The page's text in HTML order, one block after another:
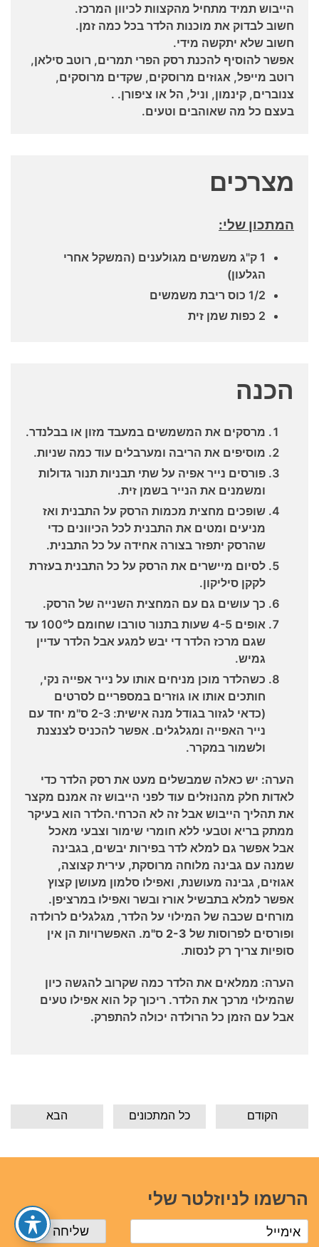
הייבוש תמיד מתחיל מהקצוות לכיוון המרכז.
חשוב לבדוק את מוכנות הלדר בכל כמה זמן.
חשוב שלא יתקשה מידי.
אפשר להוסיף להכנת רסק הפרי תמרים, רוטב סילאן,
רוטב מייפל, אגוזים מרוסקים, שקדים מרוסקים,
צנוברים, קינמון, וניל, הל או ציפורן. .
בעצם כל מה שאוהבים וטעים.
מצרכים
המתכון שלי:
1 ק"ג משמשים מגולענים (המשקל אחרי
הגלעון)
1/2 כוס ריבת משמשים
2 כפות שמן זית
הכנה
מרסקים את המשמשים במעבד מזון או בבלנדר.
מוסיפים את הריבה ומערבלים עוד כמה שניות.
פורסים נייר אפיה על שתי תבניות תנור גדולות
ומשמנים את הנייר בשמן זית.
שופכים מחצית מכמות הרסק על התבנית ואז
מניעים ומטים את התבנית לכל הכיוונים כדי
שהרסק יתפזר בצורה אחידה על כל התבנית.
לסיום מיישרים את הרסק על כל התבנית בעזרת
לקקן סיליקון.
כך עושים גם עם המחצית השנייה של הרסק.
אופים 4-5 שעות בתנור טורבו שחומם ל100° עד
שגם מרכז הלדר די יבש למגע אבל הלדר עדיין
גמיש.
כשהלדר מוכן מניחים אותו על נייר אפייה נקי,
חותכים אותו או גוזרים במספריים לסרטים
(כדאי לגזור בגודל מנה אישית: 2-3 ס"מ יחד עם
נייר האפייה ומגלגלים. אפשר להכניס לצנצנת
ולשמור במקרר.
הערה: יש כאלה שמבשלים מעט את רסק הלדר כדי
לאדות חלק מהנוזלים עוד לפני הייבוש זה אמנם מקצר
את תהליך הייבוש אבל זה לא הכרחי.הלדר הוא בעיקר
ממתק בריא וטבעי ללא חומרי שימור וצבעי מאכל
אבל אפשר גם למלא לדר בפירות יבשים, בגבינה
שמנה עם גבינה מלוחה מרוסקת, עירית קצוצה,
אגוזים, גבינה מעושנת, ואפילו סלמון מעושן קצוץ
אפשר למלא בתבשיל אורז ובשר ואפילו במרציפן.
מורחים שכבה של המילוי על הלדר, מגלגלים לרולדה
ופורסים לפרוסות של 2-3 ס"מ. האפשרויות הן אין
סופיות צריך רק לנסות.
הערה: ממלאים את הלדר כמה שקרוב להגשה כיון
שהמילוי מרכך את הלדר. ריכוך קל הוא אפילו טעים
אבל עם הזמן כל הרולדה יכולה להתפרק.
הבא כל המתכונים הקודם
הרשמו לניוזלטר שלי